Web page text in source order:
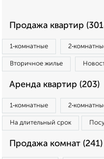
Продажа квартир
1‑комнатные
Вторичное жилье
Аренда квартир (203)
1‑комнатные
На длительный срок
Продажа комнат (241)